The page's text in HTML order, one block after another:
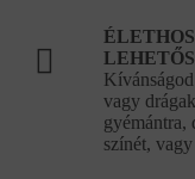
vagy
gyémántra,
színét,